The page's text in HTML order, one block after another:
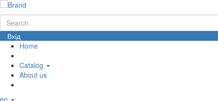
Вхід
Home
Catalog
About us
en